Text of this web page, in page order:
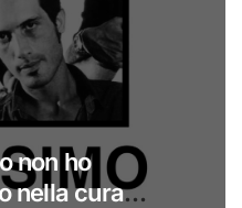
non ho
nella cura